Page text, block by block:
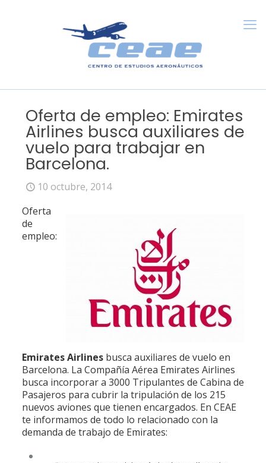
Oferta de empleo: Emirates
Airlines busca auxiliares de
vuelo para trabajar en
Barcelona.
10 octubre, 2014
Oferta
de
empleo:
Emirates Airlinesbusca auxiliares de vuelo en
Barcelona. La Compañía Aérea Emirates Airlines
busca incorporar a 3000 Tripulantes de Cabina de
Pasajeros para cubrir la tripulación de los 215
nuevos aviones que tienen encargados. En CEAE
te informamos de todo lo relacionado con la
demanda de trabajo de Emirates: